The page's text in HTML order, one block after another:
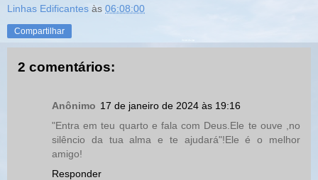
Linhas Edificantes às 06:08:00
Compartilhar
2 comentários:
Anônimo 17 de janeiro de 2024 às 19:16
"Entra em teu quarto e fala com Deus.Ele te ouve ,no
silêncio da tua alma e te ajudará"!Ele é o melhor
amigo!
Responder